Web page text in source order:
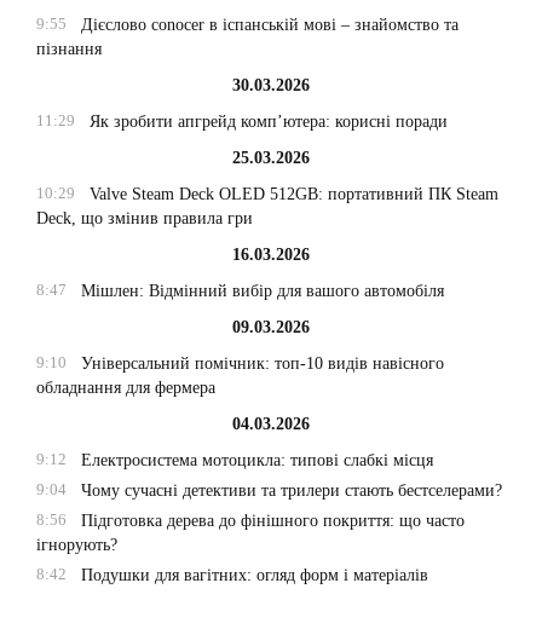
9:55
Дієслово conocer в іспанській мові – знайомство та
пізнання
30.03.2026
11:29
Як зробити апгрейд комп’ютера: корисні поради
25.03.2026
10:29
Valve Steam Deck OLED 512GB: портативний ПК Steam
Deck, що змінив правила гри
16.03.2026
8:47
Мішлен: Відмінний вибір для вашого автомобіля
09.03.2026
9:10
Універсальний помічник: топ-10 видів навісного
обладнання для фермера
04.03.2026
9:12
Електросистема мотоцикла: типові слабкі місця
9:04
Чому сучасні детективи та трилери стають бестселерами?
8:56
Підготовка дерева до фінішного покриття: що часто
ігнорують?
8:42
Подушки для вагітних: огляд форм і матеріалів